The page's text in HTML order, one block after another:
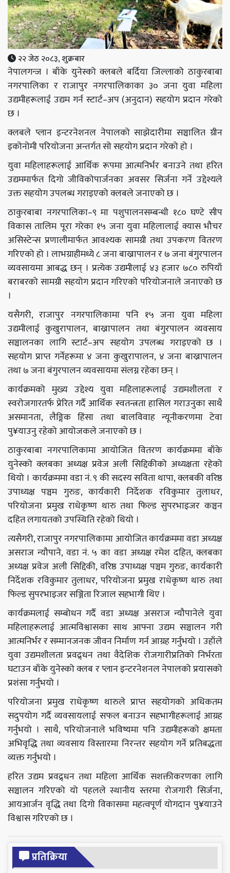
२२ जेठ २०८३, शुक्रबार
नेपालगन्ज । बाँके युनेस्को क्लबले बर्दिया जिल्लाको ठाकुरबाबा
नगरपालिका र राजापुर नगरपालिकाका ३० जना युवा महिला
उद्यमीहरूलाई उद्यम गर्न स्टार्ट–अप (अनुदान) सहयोग प्रदान गरेको
छ ।
क्लबले प्लान इन्टरनेशनल नेपालको साझेदारीमा सञ्चालित ग्रीन
इकोनोमी परियोजना अन्तर्गत सो सहयोग प्रदान गरेको हो ।
युवा महिलाहरूलाई आर्थिक रूपमा आत्मनिर्भर बनाउने तथा हरित
उद्यममार्फत दिगो जीविकोपार्जनका अवसर सिर्जना गर्ने उद्देश्यले
उक्त सहयोग उपलब्ध गराइएको क्लबले जनाएको छ ।
ठाकुरबाबा नगरपालिका–९ मा पशुपालनसम्बन्धी १८० घण्टे सीप
विकास तालिम पूरा गरेका १५ जना युवा महिलालाई क्यास भौचर
असिस्टेन्स प्रणालीमार्फत आवश्यक सामग्री तथा उपकरण वितरण
गरिएको हो । लाभग्राहीमध्ये ८ जना बाख्रापालन र ७ जना बंगुरपालन
व्यवसायमा आबद्ध छन् । प्रत्येक उद्यमीलाई ४३ हजार ७८० रुपियाँ
बराबरको सामग्री सहयोग प्रदान गरिएको परियोजनाले जनाएको छ
।
यसैगरी, राजापुर नगरपालिकामा पनि १५ जना युवा महिला
उद्यमीलाई कुखुरापालन, बाख्रापालन तथा बंगुरपालन व्यवसाय
सञ्चालनका लागि स्टार्ट–अप सहयोग उपलब्ध गराइएको छ ।
सहयोग प्राप्त गर्नेहरूमा ४ जना कुखुरापालन, ४ जना बाख्रापालन
तथा ७ जना बंगुरपालन व्यवसायमा संलग्न रहेका छन् ।
कार्यक्रमको मुख्य उद्देश्य युवा महिलाहरूलाई उद्यमशीलता र
स्वरोजगारतर्फ प्रेरित गर्दै आर्थिक स्वतन्त्रता हासिल गराउनुका साथै
असमानता, लैङ्गिक हिंसा तथा बालविवाह न्यूनीकरणमा टेवा
पु¥याउनु रहेको आयोजकले जनाएको छ ।
ठाकुरबाबा नगरपालिकामा आयोजित वितरण कार्यक्रममा बाँके
युनेस्को क्लबका अध्यक्ष प्रवेज अली सिद्दिकीको अध्यक्षता रहेको
थियो । कार्यक्रममा वडा नं. ९ की सदस्य सविता थापा, क्लबकी वरिष्ठ
उपाध्यक्ष पञ्चम गुरुङ, कार्यकारी निर्देशक रविकुमार तुलाधर,
परियोजना प्रमुख राधेकृष्ण थारु तथा फिल्ड सुपरभाइजर कञ्चन
दहित लगायतको उपस्थिति रहेको थियो ।
त्यसैगरी, राजापुर नगरपालिकामा आयोजित कार्यक्रममा वडा अध्यक्ष
असराज न्यौपाने, वडा नं. ५ का वडा अध्यक्ष रमेश दहित, क्लबका
अध्यक्ष प्रवेज अली सिद्दिकी, वरिष्ठ उपाध्यक्ष पञ्चम गुरुङ, कार्यकारी
निर्देशक रविकुमार तुलाधर, परियोजना प्रमुख राधेकृष्ण थारु तथा
फिल्ड सुपरभाइजर सञ्जिता रिजाल सहभागी थिए ।
कार्यक्रमलाई सम्बोधन गर्दै वडा अध्यक्ष असराज न्यौपानेले युवा
महिलाहरूलाई आत्मविश्वासका साथ आफ्ना उद्यम सञ्चालन गरी
आत्मनिर्भर र सम्मानजनक जीवन निर्माण गर्न आग्रह गर्नुभयो । उहाँले
युवा उद्यमशीलता प्रवद्र्धन तथा वैदेशिक रोजगारीप्रतिको निर्भरता
घटाउन बाँके युनेस्को क्लब र प्लान इन्टरनेशनल नेपालको प्रयासको
प्रशंसा गर्नुभयो ।
परियोजना प्रमुख राधेकृष्ण थारुले प्राप्त सहयोगको अधिकतम
सदुपयोग गर्दै व्यवसायलाई सफल बनाउन सहभागीहरूलाई आग्रह
गर्नुभयो । साथै, परियोजनाले भविष्यमा पनि उद्यमीहरूको क्षमता
अभिवृद्धि तथा व्यवसाय विस्तारमा निरन्तर सहयोग गर्ने प्रतिबद्धता
व्यक्त गर्नुभयो ।
हरित उद्यम प्रवद्र्धन तथा महिला आर्थिक सशक्तीकरणका लागि
सञ्चालन गरिएको यो पहलले स्थानीय स्तरमा रोजगारी सिर्जना,
आयआर्जन वृद्धि तथा दिगो विकासमा महत्वपूर्ण योगदान पु¥याउने
विश्वास गरिएको छ ।
प्रतिक्रिया